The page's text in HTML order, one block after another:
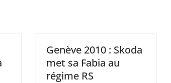
Genève 2010 : Skoda
met sa Fabia au
régime RS